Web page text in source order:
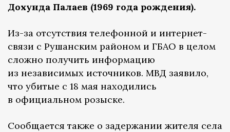
Дохунда Палаев (1969 года рождения).
Из-за отсутствия телефонной и интернет-
связи с Рушанским районом и ГБАО в целом
сложно получить информацию
из независимых источников. МВД заявило,
что убитые с 18 мая находились
в официальном розыске.
Сообщается также о задержании жителя села